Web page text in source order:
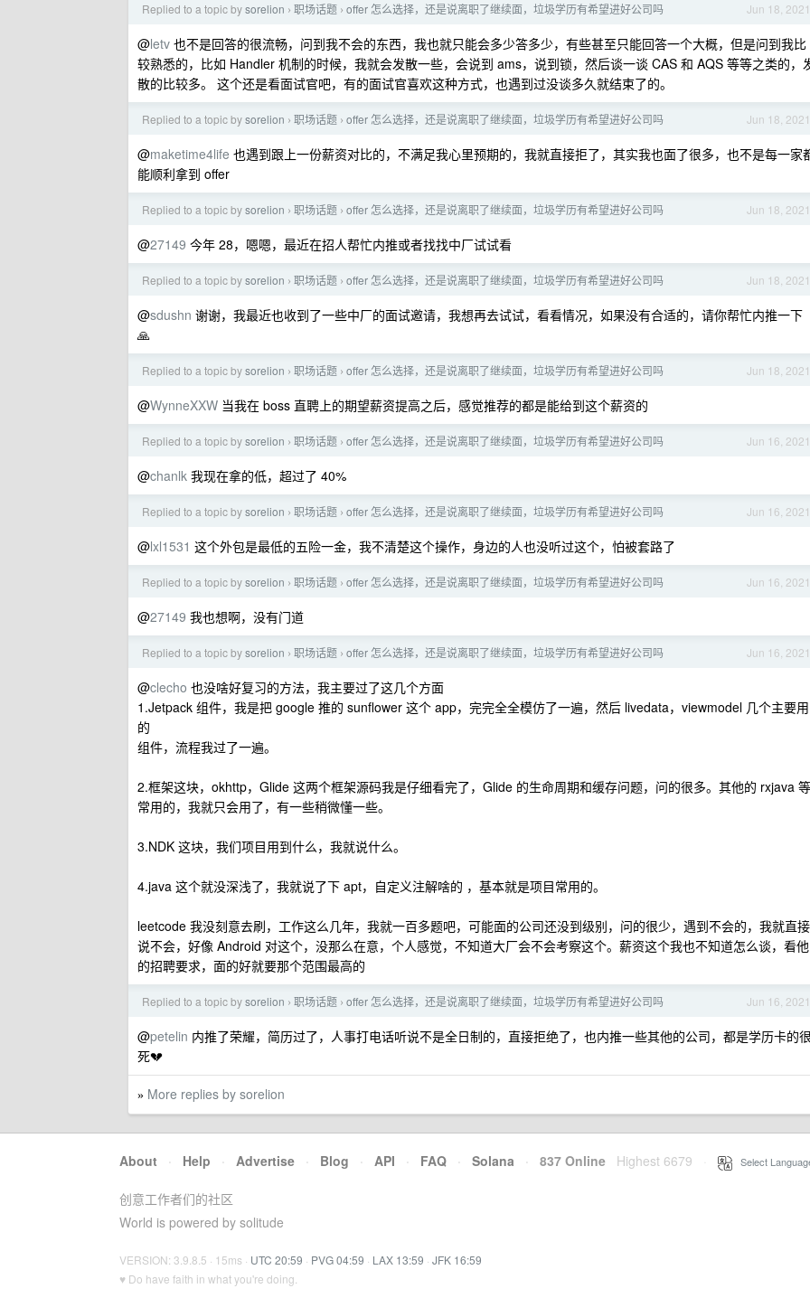
Jun 18, 2021
Replied to a topic bysorelion › 职场话题 › offer 怎么选择，还是说离职了继续面，垃圾学历有希望进好公司吗
@letv 也不是回答的很流畅，问到我不会的东西，我也就只能会多少答多少，有些甚至只能回答一个大概，但是问到我比
较熟悉的，比如 Handler 机制的时候，我就会发散一些，会说到 ams，说到锁，然后谈一谈 CAS 和 AQS 等等之类的，
散的比较多。 这个还是看面试官吧，有的面试官喜欢这种方式，也遇到过没谈多久就结束了的。
Jun 18, 2021
Replied to a topic bysorelion › 职场话题 › offer 怎么选择，还是说离职了继续面，垃圾学历有希望进好公司吗
@maketime4life 也遇到跟上一份薪资对比的，不满足我心里预期的，我就直接拒了，其实我也面了很多，也不是每一家
能顺利拿到 offer
Jun 18, 2021
Replied to a topic bysorelion › 职场话题 › offer 怎么选择，还是说离职了继续面，垃圾学历有希望进好公司吗
@27149 今年 28，嗯嗯，最近在招人帮忙内推或者找找中厂试试看
Jun 18, 2021
Replied to a topic bysorelion › 职场话题 › offer 怎么选择，还是说离职了继续面，垃圾学历有希望进好公司吗
@sdushn 谢谢，我最近也收到了一些中厂的面试邀请，我想再去试试，看看情况，如果没有合适的，请你帮忙内推一下
🙏
Jun 18, 2021
Replied to a topic bysorelion › 职场话题 › offer 怎么选择，还是说离职了继续面，垃圾学历有希望进好公司吗
@WynneXXW 当我在 boss 直聘上的期望薪资提高之后，感觉推荐的都是能给到这个薪资的
Jun 16, 2021
Replied to a topic bysorelion › 职场话题 › offer 怎么选择，还是说离职了继续面，垃圾学历有希望进好公司吗
@chanlk 我现在拿的低，超过了 40%
Jun 16, 2021
Replied to a topic bysorelion › 职场话题 › offer 怎么选择，还是说离职了继续面，垃圾学历有希望进好公司吗
@lxl1531 这个外包是最低的五险一金，我不清楚这个操作，身边的人也没听过这个，怕被套路了
Jun 16, 2021
Replied to a topic bysorelion › 职场话题 › offer 怎么选择，还是说离职了继续面，垃圾学历有希望进好公司吗
@27149 我也想啊，没有门道
Jun 16, 2021
Replied to a topic bysorelion › 职场话题 › offer 怎么选择，还是说离职了继续面，垃圾学历有希望进好公司吗
@clecho 也没啥好复习的方法，我主要过了这几个方面
1.Jetpack 组件，我是把 google 推的 sunflower 这个 app，完完全全模仿了一遍，然后 livedata，viewmodel 几个主要用
的
组件，流程我过了一遍。
2.框架这块，okhttp，Glide 这两个框架源码我是仔细看完了，Glide 的生命周期和缓存问题，问的很多。其他的 rxjava 等
常用的，我就只会用了，有一些稍微懂一些。
3.NDK 这块，我们项目用到什么，我就说什么。
4.java 这个就没深浅了，我就说了下 apt，自定义注解啥的 ，基本就是项目常用的。
leetcode 我没刻意去刷，工作这么几年，我就一百多题吧，可能面的公司还没到级别，问的很少，遇到不会的，我就直接
说不会，好像 Android 对这个，没那么在意，个人感觉，不知道大厂会不会考察这个。薪资这个我也不知道怎么谈，看他
的招聘要求，面的好就要那个范围最高的
Jun 16, 2021
Replied to a topic bysorelion › 职场话题 › offer 怎么选择，还是说离职了继续面，垃圾学历有希望进好公司吗
@petelin 内推了荣耀，简历过了，人事打电话听说不是全日制的，直接拒绝了，也内推一些其他的公司，都是学历卡的
死💔
» More replies by sorelion
About · Help · Advertise · Blog · API · FAQ · Solana · 837 Online Highest 6679 Select
创意工作者们的社区
World is powered by solitude
VERSION: 3.9.8.5 · 15ms · UTC 20:59 · PVG 04:59 · LAX 13:59 · JFK 16:59
♥ Do have faith in what you're doing.